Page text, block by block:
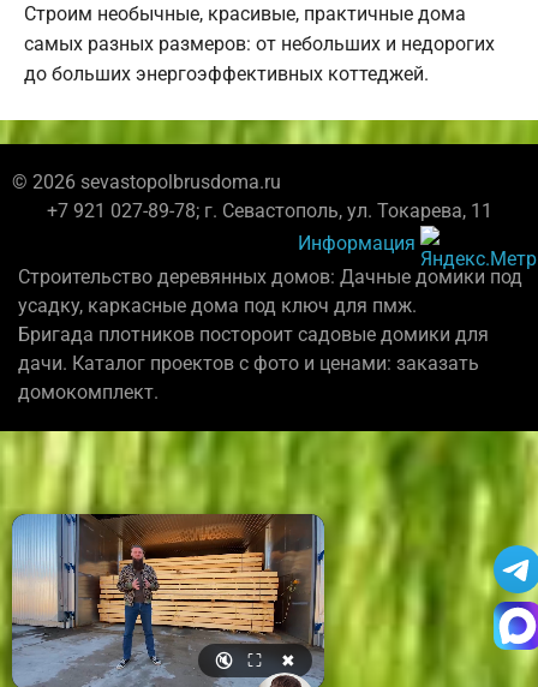
Строим необычные, красивые, практичные дома
самых разных размеров: от небольших и недорогих
до больших энергоэффективных коттеджей.
© 2026 sevastopolbrusdoma.ru
+7 921 027-89-78; г. Севастополь, ул. Токарева, 11
Информация
Строительство деревянных домов: Дачные домики под
усадку, каркасные дома под ключ для пмж.
Бригада плотников постороит садовые домики для
дачи. Каталог проектов с фото и ценами: заказать
домокомплект.
🔇 ⛶ ✖